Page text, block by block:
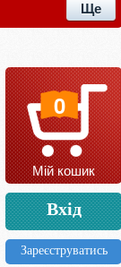
Ще
0
Мій кошик
Вхід
Зареєструватись